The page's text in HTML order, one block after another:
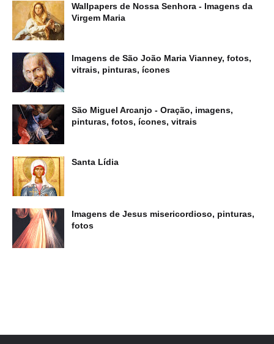
Wallpapers de Nossa Senhora - Imagens da
Virgem Maria
Imagens de São João Maria Vianney, fotos,
vitrais, pinturas, ícones
São Miguel Arcanjo - Oração, imagens,
pinturas, fotos, ícones, vitrais
Santa Lídia
Imagens de Jesus misericordioso, pinturas,
fotos